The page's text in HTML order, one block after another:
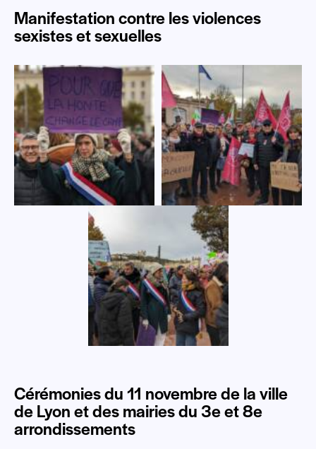
Manifestation contre les violences
sexistes et sexuelles
Cérémonies du 11 novembre de la ville
de Lyon et des mairies du 3e et 8e
arrondissements